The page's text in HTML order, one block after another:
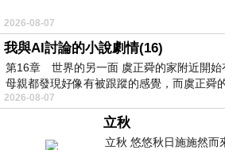
2026-08-07
我與AI討論的小說劇情(16)
第16章 世界的另一面 虞正舜的家附近開始
母親都發現好像有被跟蹤的感覺，而虞正舜
2026-08-07
立秋
立秋 悠悠秋日施施然而